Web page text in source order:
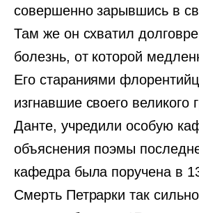
совершенно зарывшись в
Там же он схватил
болезнь, от которой
Его стараниями
изгнавшие своего великого
Данте, учредили особую
объяснения поэмы
кафедра была поручена в
Смерть Петрарки так